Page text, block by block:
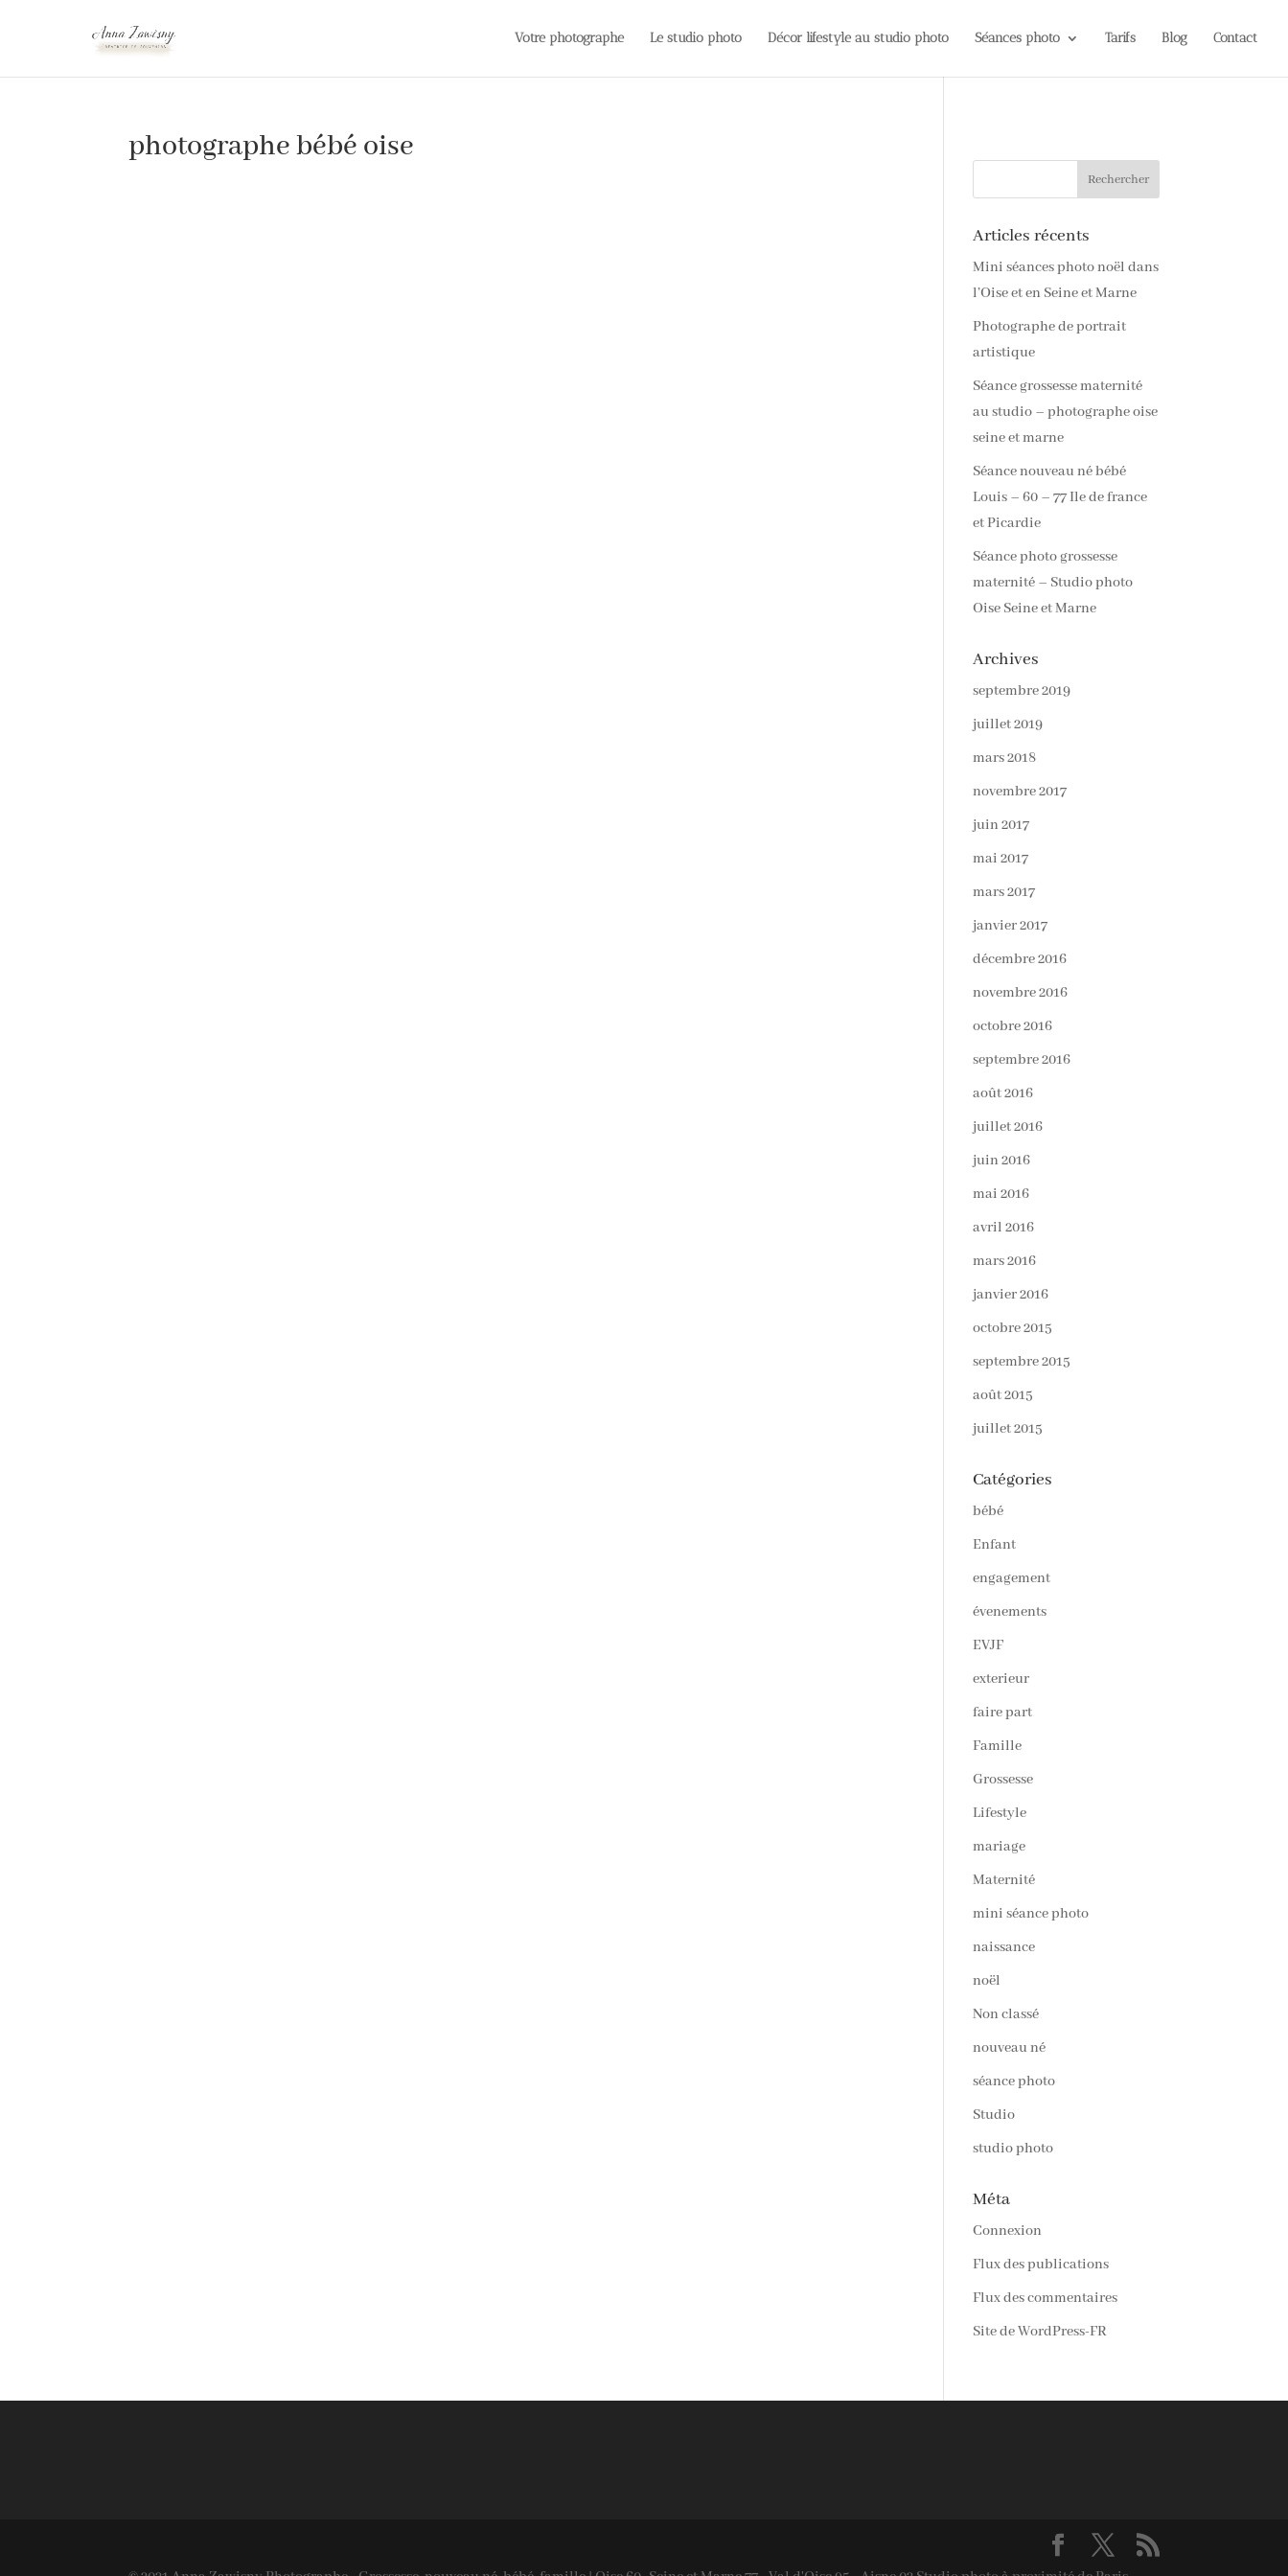
Votre photographe Le studio photo Décor lifestyle au studio photo Séances photo Tarifs Blog Contact
photographe bébé oise
Articles récents
Mini séances photo noël dans
l’Oise et en Seine et Marne
Photographe de portrait
artistique
Séance grossesse maternité
au studio – photographe oise
seine et marne
Séance nouveau né bébé
Louis – 60 – 77 Ile de france
et Picardie
Séance photo grossesse
maternité – Studio photo
Oise Seine et Marne
Archives
septembre 2019
juillet 2019
mars 2018
novembre 2017
juin 2017
mai 2017
mars 2017
janvier 2017
décembre 2016
novembre 2016
octobre 2016
septembre 2016
août 2016
juillet 2016
juin 2016
mai 2016
avril 2016
mars 2016
janvier 2016
octobre 2015
septembre 2015
août 2015
juillet 2015
Catégories
bébé
Enfant
engagement
évenements
EVJF
exterieur
faire part
Famille
Grossesse
Lifestyle
mariage
Maternité
mini séance photo
naissance
noël
Non classé
nouveau né
séance photo
Studio
studio photo
Méta
Connexion
Flux des publications
Flux des commentaires
Site de WordPress-FR